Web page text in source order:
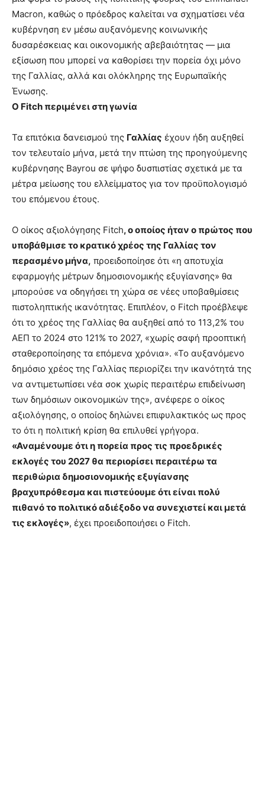
Macron, καθώς ο πρόεδρος καλείται να σχηματίσει νέα
κυβέρνηση εν μέσω αυξανόμενης κοινωνικής
δυσαρέσκειας και οικονομικής αβεβαιότητας — μια
εξίσωση που μπορεί να καθορίσει την πορεία όχι μόνο
της Γαλλίας, αλλά και ολόκληρης της Ευρωπαϊκής
Ένωσης.
O Fitch περιμένει στη γωνία
Τα επιτόκια δανεισμού της Γαλλίας έχουν ήδη αυξηθεί
τον τελευταίο μήνα, μετά την πτώση της προηγούμενης
κυβέρνησης Bayrou σε ψήφο δυσπιστίας σχετικά με τα
μέτρα μείωσης του ελλείμματος για τον προϋπολογισμό
του επόμενου έτους.
Ο οίκος αξιολόγησης Fitch, ο οποίος ήταν ο πρώτος που
υποβάθμισε το κρατικό χρέος της Γαλλίας τον
περασμένο μήνα, προειδοποίησε ότι «η αποτυχία
εφαρμογής μέτρων δημοσιονομικής εξυγίανσης» θα
μπορούσε να οδηγήσει τη χώρα σε νέες υποβαθμίσεις
πιστοληπτικής ικανότητας. Επιπλέον, ο Fitch προέβλεψε
ότι το χρέος της Γαλλίας θα αυξηθεί από το 113,2% του
ΑΕΠ το 2024 στο 121% το 2027, «χωρίς σαφή προοπτική
σταθεροποίησης τα επόμενα χρόνια». «Το αυξανόμενο
δημόσιο χρέος της Γαλλίας περιορίζει την ικανότητά της
να αντιμετωπίσει νέα σοκ χωρίς περαιτέρω επιδείνωση
των δημόσιων οικονομικών της», ανέφερε ο οίκος
αξιολόγησης, ο οποίος δηλώνει επιφυλακτικός ως προς
το ότι η πολιτική κρίση θα επιλυθεί γρήγορα.
«Αναμένουμε ότι η πορεία προς τις προεδρικές
εκλογές του 2027 θα περιορίσει περαιτέρω τα
περιθώρια δημοσιονομικής εξυγίανσης
βραχυπρόθεσμα και πιστεύουμε ότι είναι πολύ
πιθανό το πολιτικό αδιέξοδο να συνεχιστεί και μετά
τις εκλογές», έχει προειδοποιήσει ο Fitch.